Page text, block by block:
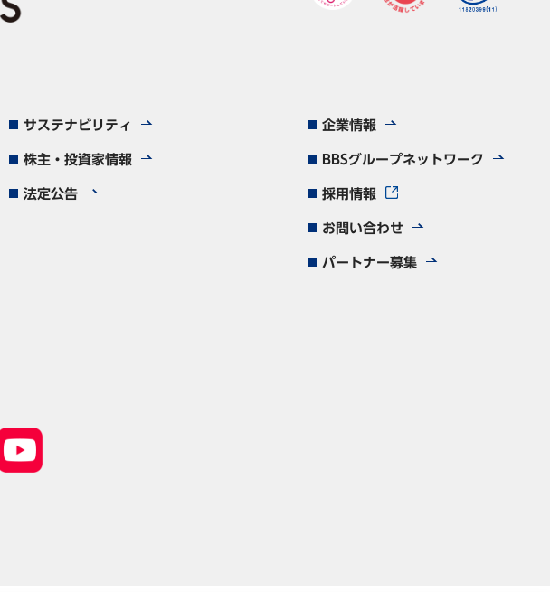
サステナビリティ
株主・投資家情報
法定公告
企業情報
BBSグループネットワーク
採用情報
お問い合わせ
パートナー募集